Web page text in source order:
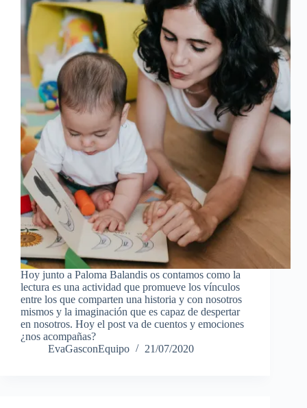
Hoy junto a Paloma Balandis os contamos como la
lectura es una actividad que promueve los vínculos
entre los que comparten una historia y con nosotros
mismos y la imaginación que es capaz de despertar
en nosotros. Hoy el post va de cuentos y emociones
¿nos acompañas?
EvaGasconEquipo
21/07/2020